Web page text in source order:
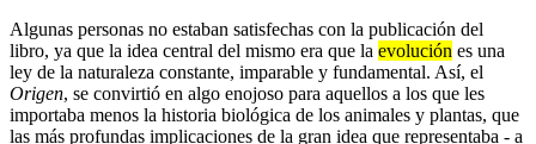
Algunas personas no estaban satisfechas con la publicación del
libro, ya que la idea central del mismo era que la evolución es una
ley de la naturaleza constante, imparable y fundamental. Así, el
Origen, se convirtió en algo enojoso para aquellos a los que les
importaba menos la historia biológica de los animales y plantas, que
las más profundas implicaciones de la gran idea que representaba - a